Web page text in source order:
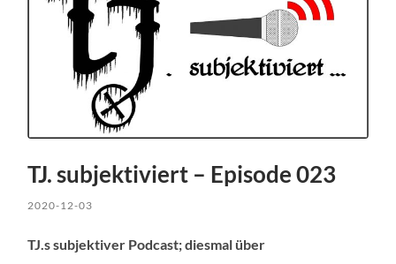
TJ. subjektiviert – Episode 023
2020-12-03
TJ.s subjektiver Podcast; diesmal über